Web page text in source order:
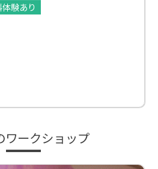
体験あり
ワークショップ